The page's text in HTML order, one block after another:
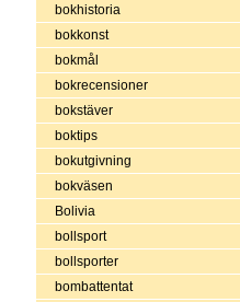
bokhistoria
bokkonst
bokmål
bokrecensioner
bokstäver
boktips
bokutgivning
bokväsen
Bolivia
bollsport
bollsporter
bombattentat